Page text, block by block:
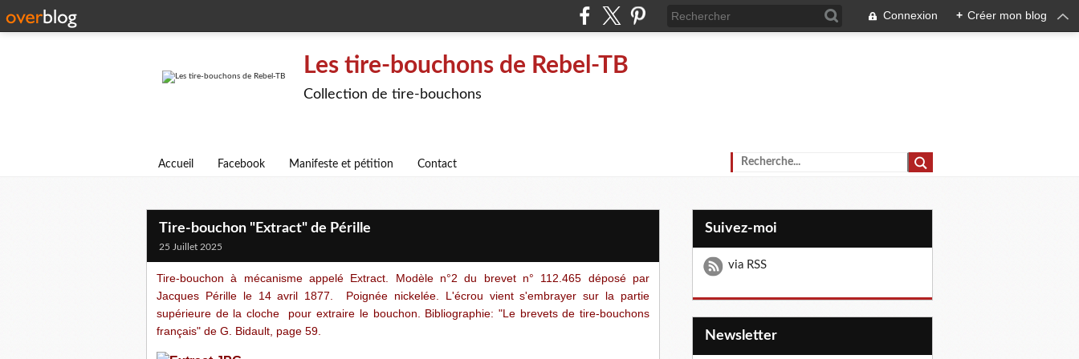
Connexion + Créer mon blog
Les tire-bouchons de Rebel-TB
Collection de tire-bouchons
Accueil Facebook Manifeste et pétition Contact
Tire-bouchon "Extract" de Pérille
25 Juillet 2025
Tire-bouchon à mécanisme appelé Extract. Modèle n°2 du brevet n° 112.465 déposé par
Jacques Pérille le 14 avril 1877. Poignée nickelée. L'écrou vient s'embrayer sur la partie
supérieure de la cloche pour extraire le bouchon. Bibliographie: "Le brevets de tire-bouchons
français" de G. Bidault, page 59.
Suivez-moi
via RSS
Newsletter